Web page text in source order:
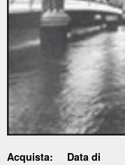
Acquista:
Data di